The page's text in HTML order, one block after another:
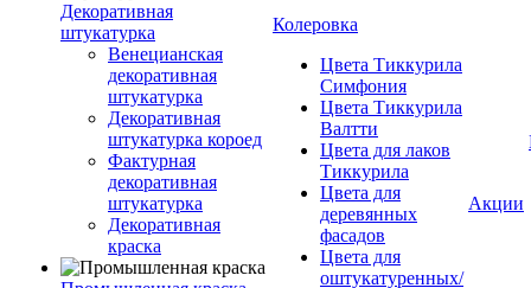
Декоративная
штукатурка
Венецианская
декоративная
штукатурка
Декоративная
штукатурка короед
Фактурная
декоративная
штукатурка
Декоративная
краска
Колеровка
Цвета Тиккурила
Симфония
Цвета Тиккурила
Валтти
Цвета для лаков
Тиккурила
Цвета для
деревянных
фасадов
Цвета для
оштукатуренных/
Акции